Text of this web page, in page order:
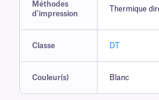
Méthodes
d'impression
Thermique
Classe DT
Couleur(s) Blanc